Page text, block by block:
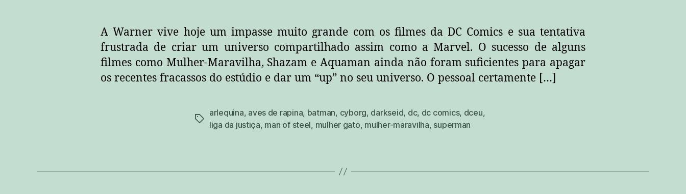
A Warner vive hoje um impasse muito grande com os filmes da DC Comics e sua tentativa
frustrada de criar um universo compartilhado assim como a Marvel. O sucesso de alguns
filmes como Mulher-Maravilha, Shazam e Aquaman ainda não foram suficientes para apagar
os recentes fracassos do estúdio e dar um “up” no seu universo. O pessoal certamente […]
tags
arlequina, aves de rapina, batman, cyborg, darkseid, dc, dc comics, dceu,
liga da justiça, man of steel, mulher gato, mulher-maravilha, superman